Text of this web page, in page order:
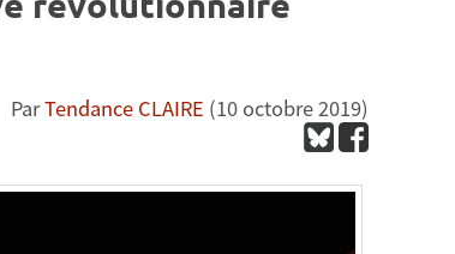
ParTendance CLAIRE (10 octobre 2019)